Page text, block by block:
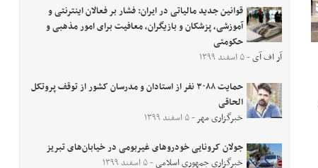
قوانین جدید مالیاتی در ایران: فشار بر فعالان اینترنتی و
آموزشی، پزشکان و بازیگران، معافیت برای امور مذهبی و
حکومتی
آر اف آی- ۵ اسفند ۱۳۹۹
حمایت ۳۰۸۸ نفر از استادان و مدرسان کشور از توقف پروتکل
الحاقی
خبرگزاری مهر- ۵ اسفند ۱۳۹۹
جولان کرونایی خودروهای غیربومی در خیابان‌های تبریز
خبرگزاری جمهوری اسلامی- ۵ اسفند ۱۳۹۹